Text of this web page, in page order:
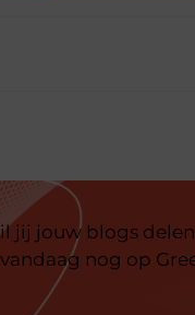
jij jouw blogs
nog op